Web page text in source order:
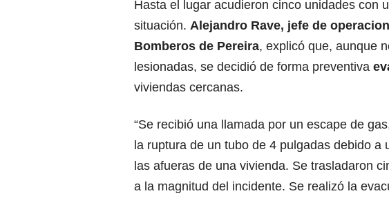
Hasta el lugar acudieron cinco unidades con
situación. Alejandro Rave, jefe de
Bomberos de Pereira, explicó que, aunque
lesionadas, se decidió de forma preventiva
viviendas cercanas.
“Se recibió una llamada por un escape de
la ruptura de un tubo de 4 pulgadas debido
las afueras de una vivienda. Se trasladaron
a la magnitud del incidente. Se realizó la